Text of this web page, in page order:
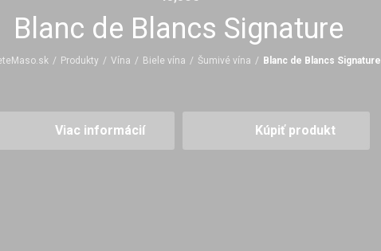
Blanc de Blancs Signature
/ Produkty / Vína / Biele vína / Šumivé vína / Blanc de Blancs Signature
Viac informácií Kúpiť produkt